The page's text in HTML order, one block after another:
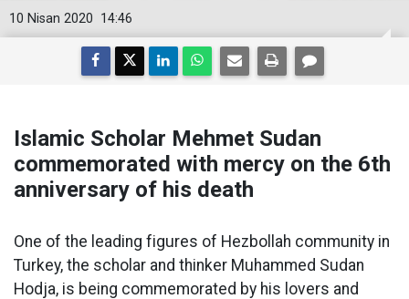
14:46
10 Nisan 2020
Islamic Scholar Mehmet Sudan
commemorated with mercy on the 6th
anniversary of his death
One of the leading figures of Hezbollah community in
Turkey, the scholar and thinker Muhammed Sudan
Hodja, is being commemorated by his lovers and